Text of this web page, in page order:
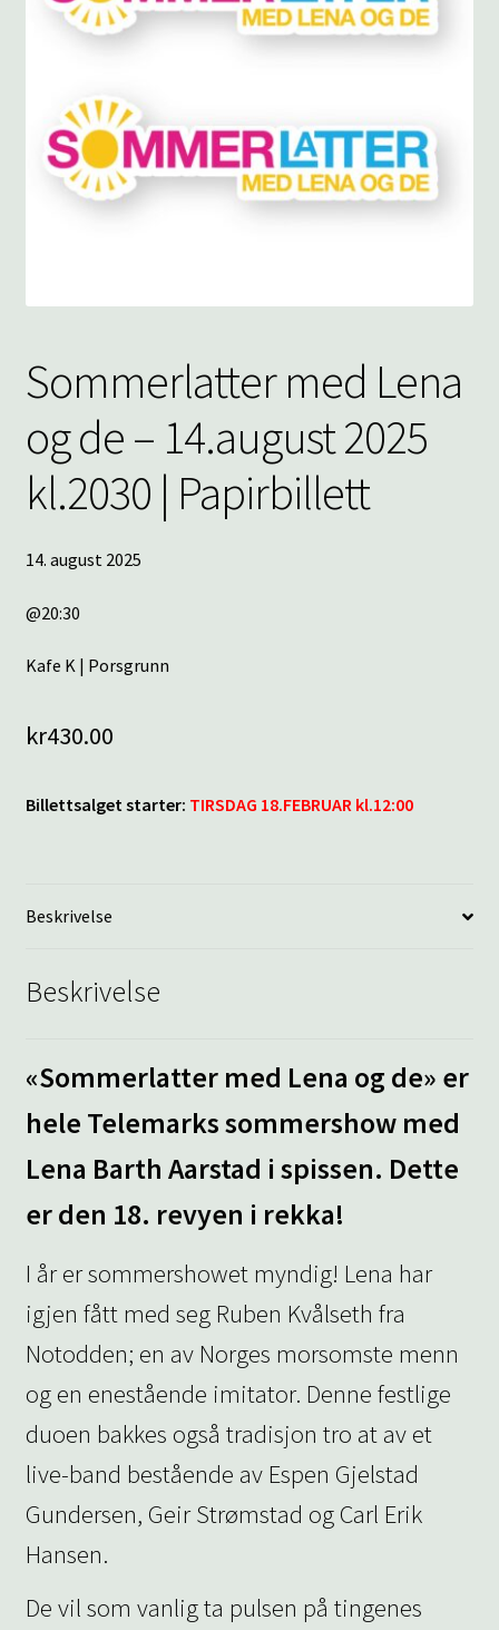
KONTAKT
HANDLEKURV
Min konto
Sommerlatter med Lena
og de – 14.august 2025
kl.2030 | Papirbillett
14. august 2025
@20:30
Kafe K | Porsgrunn
kr430.00
Billettsalget starter: TIRSDAG 18.FEBRUAR kl.12:00
Beskrivelse
Beskrivelse
«Sommerlatter med Lena og de» er
hele Telemarks sommershow med
Lena Barth Aarstad i spissen. Dette
er den 18. revyen i rekka!
I år er sommershowet myndig! Lena har
igjen fått med seg Ruben Kvålseth fra
Notodden; en av Norges morsomste menn
og en enestående imitator. Denne festlige
duoen bakkes også tradisjon tro at av et
live-band bestående av Espen Gjelstad
Gundersen, Geir Strømstad og Carl Erik
Hansen.
De vil som vanlig ta pulsen på tingenes